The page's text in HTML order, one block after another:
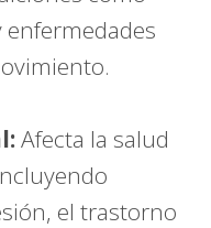
Afecta la salud
el trastorno